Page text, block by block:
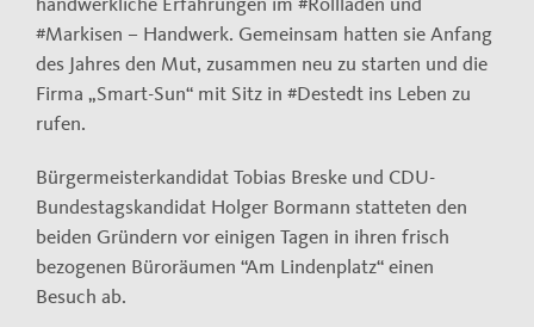
#Markisen – Handwerk. Gemeinsam hatten sie Anfang
des Jahres den Mut, zusammen neu zu starten und die
Firma „Smart-Sun“ mit Sitz in #Destedt ins Leben zu
rufen.
Bürgermeisterkandidat Tobias Breske und CDU-
Bundestagskandidat Holger Bormann statteten den
beiden Gründern vor einigen Tagen in ihren frisch
bezogenen Büroräumen “Am Lindenplatz“ einen
Besuch ab.